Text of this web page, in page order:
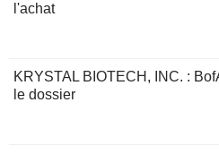
l'achat
KRYSTAL BIOTECH, INC. :
le dossier